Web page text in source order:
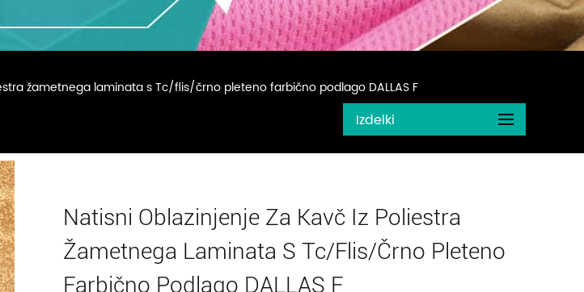
žametnega laminata s Tc/flis/črno pleteno farbično podlago DALLAS F
Izdelki
Natisni Oblazinjenje Za Kavč Iz Poliestra
Žametnega Laminata S Tc/flis/črno Pleteno
Farbično Podlago DALLAS F